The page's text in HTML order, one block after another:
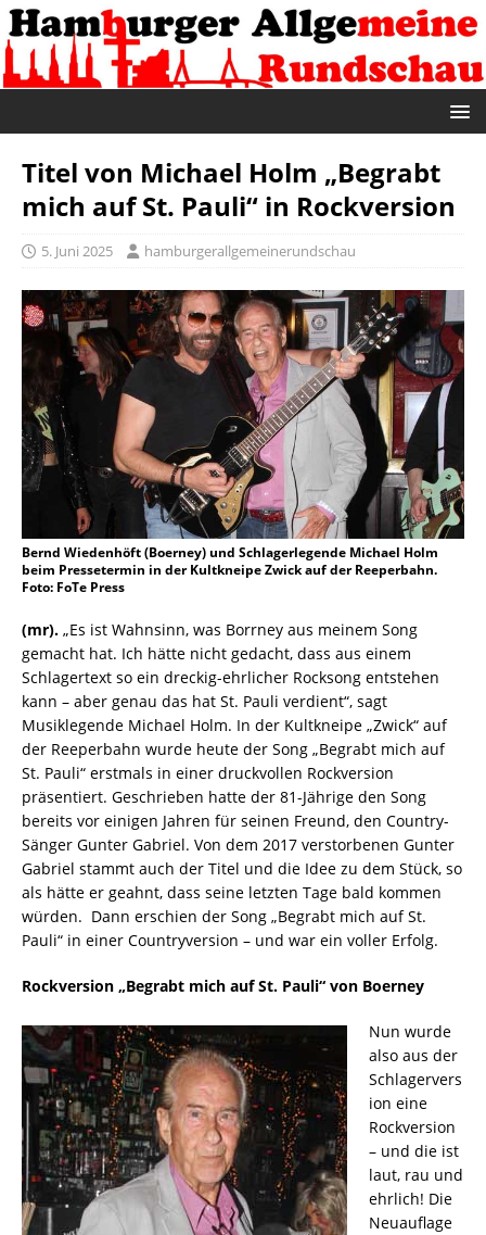
Titel von Michael Holm „Begrabt
mich auf St. Pauli“ in Rockversion
5. Juni 2025 hamburgerallgemeinerundschau
Bernd Wiedenhöft (Boerney) und Schlagerlegende Michael Holm
beim Pressetermin in der Kultkneipe Zwick auf der Reeperbahn.
Foto: FoTe Press
(mr). „Es ist Wahnsinn, was Borrney aus meinem Song
gemacht hat. Ich hätte nicht gedacht, dass aus einem
Schlagertext so ein dreckig-ehrlicher Rocksong entstehen
kann – aber genau das hat St. Pauli verdient“, sagt
Musiklegende Michael Holm. In der Kultkneipe „Zwick“ auf
der Reeperbahn wurde heute der Song „Begrabt mich auf
St. Pauli“ erstmals in einer druckvollen Rockversion
präsentiert. Geschrieben hatte der 81-Jährige den Song
bereits vor einigen Jahren für seinen Freund, den Country-
Sänger Gunter Gabriel. Von dem 2017 verstorbenen Gunter
Gabriel stammt auch der Titel und die Idee zu dem Stück, so
als hätte er geahnt, dass seine letzten Tage bald kommen
würden. Dann erschien der Song „Begrabt mich auf St.
Pauli“ in einer Countryversion – und war ein voller Erfolg.
Rockversion „Begrabt mich auf St. Pauli“ von Boerney
Nun wurde
also aus der
Schlagervers
ion eine
Rockversion
– und die ist
laut, rau und
ehrlich! Die
Neuauflage